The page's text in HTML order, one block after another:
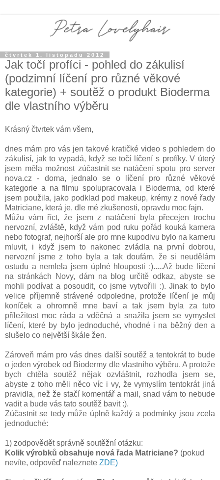
čtvrtek 1. listopadu 2012
Jak točí profíci - pohled do zákulisí
(podzimní líčení pro různé věkové
kategorie) + soutěž o produkt Bioderma
dle vlastního výběru
Krásný čtvrtek vám všem,
dnes mám pro vás jen takové kratičké video s pohledem do
zákulisí, jak to vypadá, když se točí líčení s profíky. V úterý
jsem měla možnost zúčastnit se natáčení spotu pro server
nova.cz - doma, jednalo se o líčení pro různé věkové
kategorie a na filmu spolupracovala i Bioderma, od které
jsem použila, jako podklad pod makeup, krémy z nové řady
Matriciane, která je, dle mé zkušenosti, opravdu moc fajn.
Můžu vám říct, že jsem z natáčení byla přecejen trochu
nervozní, zvláště, když vám pod ruku pořád kouká kamera
nebo fotograf, nejhorší ale pro mne kupodivu bylo na kameru
mluvit, i když jsem to nakonec zvládla na první dobrou,
nervozní jsme z toho byla a tak doufám, že si neudělám
ostudu a nemlela jsem úplné hlouposti :).....Až bude líčení
na stránkách Novy, dám na blog určitě odkaz, abyste se
mohli podívat a posoudit, co jsme vytvořili :). Jinak to bylo
velice příjemně strávené odpoledne, protože líčení je můj
koníček a ohromně mne baví a tak jsem byla za tuto
příležitost moc ráda a vděčná a snažila jsem se vymyslet
líčení, které by bylo jednoduché, vhodné i na běžný den a
slušelo co největší škále žen.
Zároveň mám pro vás dnes další soutěž a tentokrát to bude
o jeden výrobek od Biodermy dle vlastního výběru. A protože
bych chtěla soutěž nějak ozvláštnit, rozhodla jsem se,
abyste z toho měli něco víc i vy, že vymyslím tentokrát jiná
pravidla, než že stačí komentář a mail, snad vám to nebude
vadit a bude vás tato soutěž bavit :).
Zúčastnit se tedy může úplně každý a podmínky jsou zcela
jednoduché:
1) zodpovědět správně soutěžní otázku:
Kolik výrobků obsahuje nová řada Matriciane? (pokud
nevíte, odpověď naleznete ZDE)